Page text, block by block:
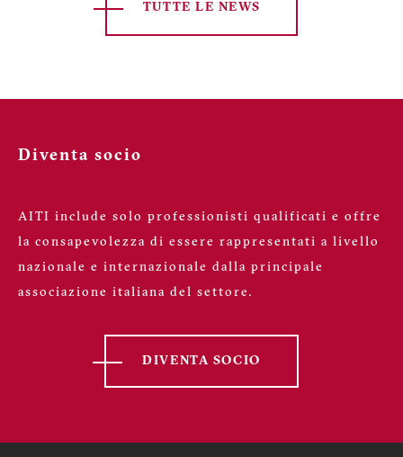
TUTTE LE NEWS
Diventa socio
AITI include solo professionisti qualificati e offre
la consapevolezza di essere rappresentati a livello
nazionale e internazionale dalla principale
associazione italiana del settore.
DIVENTA SOCIO